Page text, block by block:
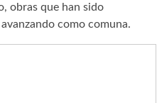
obras que han sido
como comuna.